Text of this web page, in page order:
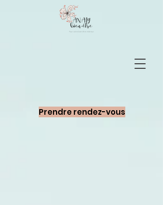
Prendre rendez-vous